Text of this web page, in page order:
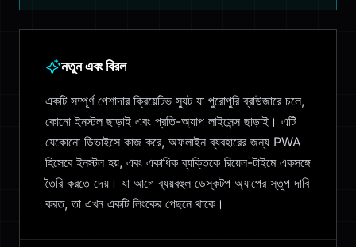
নতুন এবং বিরল
একটি সম্পূর্ণ পেশাদার ক্রিয়েটিভ স্যুট যা পুরোপুরি ব্রাউজারে চলে,
কোনো ইনস্টল ছাড়াই এবং প্রতি-অ্যাপ লাইসেন্স ছাড়াই। এটি
যেকোনো ডিভাইসে কাজ করে, অফলাইন ব্যবহারের জন্য PWA
হিসেবে ইনস্টল হয়, এবং একাধিক ব্যক্তিকে রিয়েল-টাইমে একসঙ্গে
তৈরি করতে দেয়। যা আগে ব্যয়বহুল ডেস্কটপ অ্যাপের স্তূপ দাবি
করত, তা এখন একটি লিংকের পেছনে থাকে।